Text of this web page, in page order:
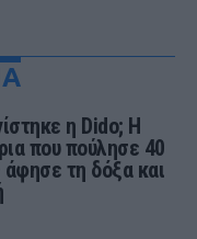
η Dido; Η
που πούλησε 40
άφησε τη δόξα και